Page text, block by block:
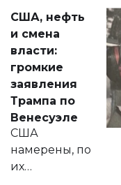
актуальных тем —
от слухов о
политических
реформах до
вопросов армии,
экономики и
личного здоровья.
США, нефть
и смена
власти:
громкие
заявления
Трампа по
Венесуэле
США
намерены, по
их